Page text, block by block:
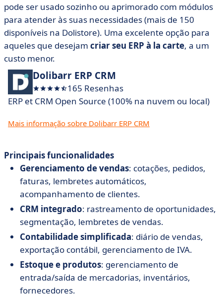
pode ser usado sozinho ou aprimorado com módulos
para atender às suas necessidades (mais de 150
disponíveis na Dolistore). Uma excelente opção para
aqueles que desejam criar seu ERP à la carte, a um
custo menor.
Dolibarr ERP CRM
165 Resenhas
ERP et CRM Open Source (100% na nuvem ou local)
Mais informação sobre Dolibarr ERP CRM
Principais funcionalidades
Gerenciamento de vendas: cotações, pedidos,
faturas, lembretes automáticos,
acompanhamento de clientes.
CRM integrado: rastreamento de oportunidades,
segmentação, lembretes de vendas.
Contabilidade simplificada: diário de vendas,
exportação contábil, gerenciamento de IVA.
Estoque e produtos: gerenciamento de
entrada/saída de mercadorias, inventários,
fornecedores.